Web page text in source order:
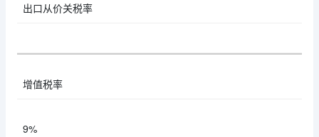
出口从价关税率
增值税率
9%